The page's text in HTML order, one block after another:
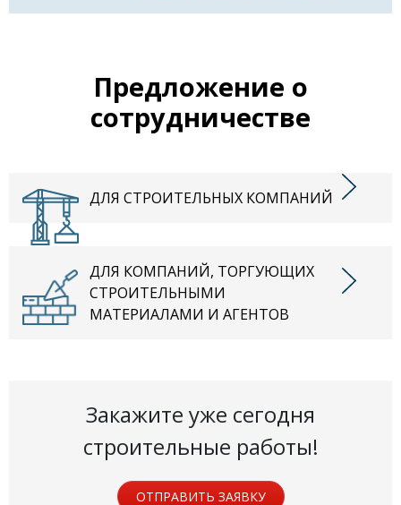
Предложение о
сотрудничестве
ДЛЯ СТРОИТЕЛЬНЫХ КОМПАНИЙ
ДЛЯ КОМПАНИЙ, ТОРГУЮЩИХ
СТРОИТЕЛЬНЫМИ
МАТЕРИАЛАМИ И АГЕНТОВ
Закажите уже сегодня
строительные работы!
ОТПРАВИТЬ ЗАЯВКУ